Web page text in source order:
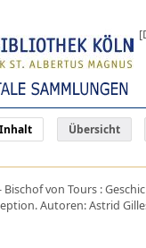
Inhalt Übersicht
Bischof von Tours :
Autoren: Astrid